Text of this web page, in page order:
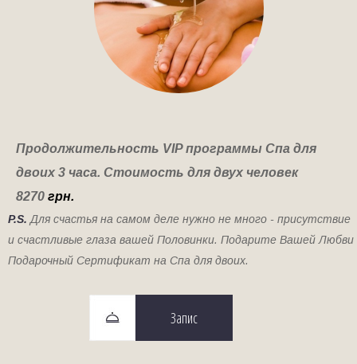
Продолжительность VIP программы Спа для
двоих 3 часа. Стоимость для двух человек
8270 грн.
P.S. Для счастья на самом деле нужно не много - присутствие
и счастливые глаза вашей Половинки. Подарите Вашей Любви
Подарочный Сертификат на Спа для двоих.
Запис